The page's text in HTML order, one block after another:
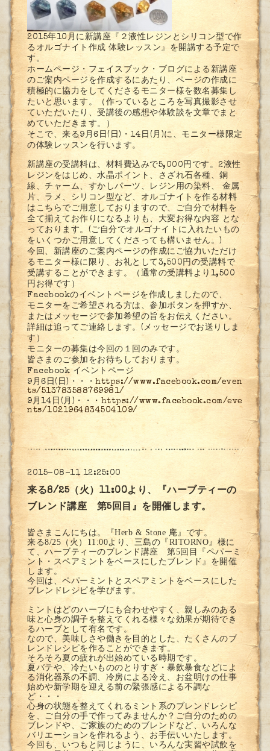
2015年10月に新講座『２液性レジンとシリコン型で作
るオルゴナイト作成 体験レッスン』を開講する予定で
す。
ホームページ・フェイスブック・ブログによる新講座
のご案内ページを作成するにあたり、ページの作成に
積極的に協力をしてくださるモニター様を数名募集し
たいと思います。（作っているところを写真撮影させ
ていただいたり、受講後の感想や体験談を文章でまと
めていただきます。）
そこで、来る9月6日(日)・14日(月)に、モニター様限定
の体験レッスンを行います。
新講座の受講料は、材料費込みで5,000円です。2液性
レジンをはじめ、水晶ポイント、さざれ石各種、銅
線、チャーム、すかしパーツ、レジン用の染料、 金属
片、ラメ、シリコン型など、オルゴナイトを作る材料
はこちらでご用意しておりますので、ご自分で材料を
全て揃えてお作りになるよりも、大変お得な内容 とな
っております。(ご自分でオルゴナイトに入れたいもの
をいくつかご用意してくださっても構いません。)
今回、新講座のご案内ページの作成にご協力いただけ
るモニター様に限り、お礼として3,500円の受講料で
受講することができます。（通常の受講料より1,500
円お得です）
Facebookのイベントページを作成しましたので、
モニターをご希望される方は、参加ボタンを押すか、
またはメッセージで参加希望の旨をお伝えください。
詳細は追ってご連絡します。(メッセージでお送りしま
す ）
モニターの募集は今回の１回のみです。
皆さまのご参加をお待ちしております。
Facebook イベントページ
9月6日(日)・・・https://www.facebook.com/even
ts/513783588769981/
9月14日(月)・・・ https://www.facebook.com/eve
nts/1021964834504109/
2015-08-11 12:25:00
来る8/25（火）11:00より、『ハーブティーの
ブレンド講座 第5回目』を開催します。
皆さまこんにちは。『Herb & Stone 庵』です。
来る8/25（火）11:00より、三島の『RITORNO』様に
て、ハーブティーのブレンド講座第5回 目『ペパーミ
ント・スペアミントをベースにしたブレンド 』を開催
します。
今回は、ペパーミントとスペアミントをベースにした
ブレンドレシピを学びます。
ミントはどのハーブにも合わせやすく、親しみのある
味と心身の調子を整えてくれる様々な効果が期待でき
るハーブとして有名です。
なので、美味しさや働きを目的とした、たくさんのブ
レンドレシピを作ることができます。
そろそろ夏の疲れが出始めている時期です。
夏バテや、冷たいもののとりすぎ・暴飲暴食などによ
る消化器系の不調、冷房による冷え、お盆明けの仕事
始めや新学期を迎える前の緊張感による不調な
ど・・・
心身の状態を整えてくれるミント系のブレンドレシピ
を、ご自分の手で作ってみませんか？ご自分のための
ブレンドや、ご家族のためのブレンドなど、いろんな
バリエーションを作れるよう、お手伝いいたします。
今回も、いつもと同じように、いろんな実習や試飲を